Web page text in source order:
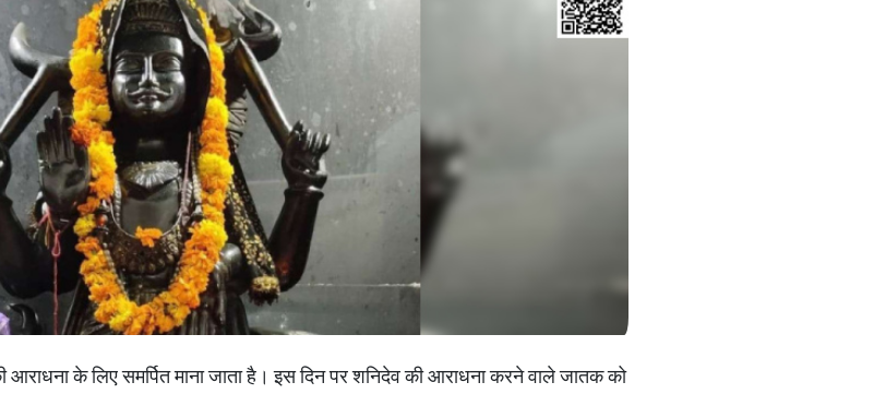
आराधना के लिए समर्पित माना जाता है। इस दिन पर शनिदेव की आराधना करने वाले जातक को